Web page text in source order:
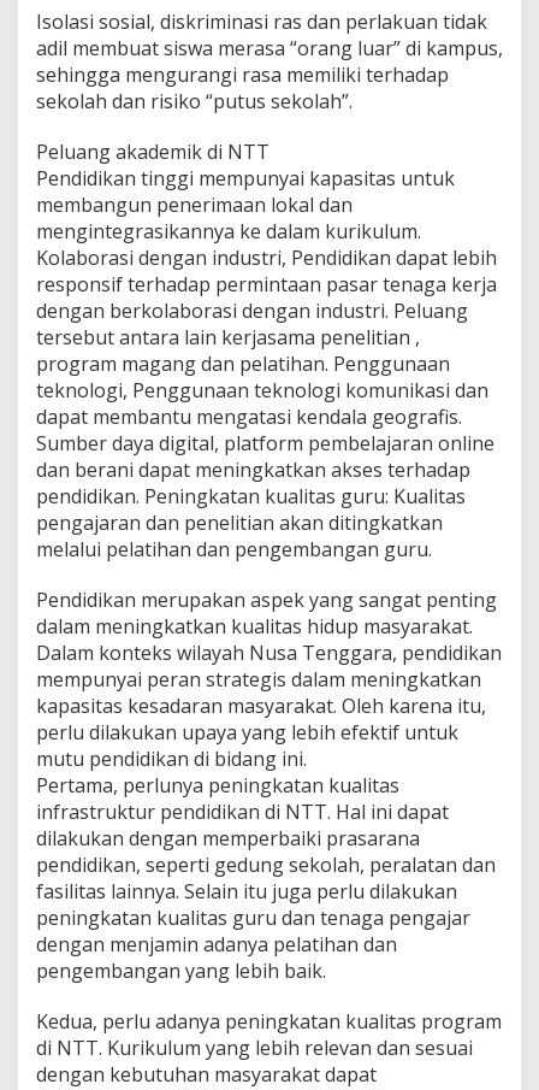
Isolasi sosial, diskriminasi ras dan perlakuan tidak
adil membuat siswa merasa “orang luar” di kampus,
sehingga mengurangi rasa memiliki terhadap
sekolah dan risiko “putus sekolah”.
Peluang akademik di NTT
Pendidikan tinggi mempunyai kapasitas untuk
membangun penerimaan lokal dan
mengintegrasikannya ke dalam kurikulum.
Kolaborasi dengan industri, Pendidikan dapat lebih
responsif terhadap permintaan pasar tenaga kerja
dengan berkolaborasi dengan industri. Peluang
tersebut antara lain kerjasama penelitian ,
program magang dan pelatihan. Penggunaan
teknologi, Penggunaan teknologi komunikasi dan
dapat membantu mengatasi kendala geografis.
Sumber daya digital, platform pembelajaran online
dan berani dapat meningkatkan akses terhadap
pendidikan. Peningkatan kualitas guru: Kualitas
pengajaran dan penelitian akan ditingkatkan
melalui pelatihan dan pengembangan guru.
Pendidikan merupakan aspek yang sangat penting
dalam meningkatkan kualitas hidup masyarakat.
Dalam konteks wilayah Nusa Tenggara, pendidikan
mempunyai peran strategis dalam meningkatkan
kapasitas kesadaran masyarakat. Oleh karena itu,
perlu dilakukan upaya yang lebih efektif untuk
mutu pendidikan di bidang ini.
Pertama, perlunya peningkatan kualitas
infrastruktur pendidikan di NTT. Hal ini dapat
dilakukan dengan memperbaiki prasarana
pendidikan, seperti gedung sekolah, peralatan dan
fasilitas lainnya. Selain itu juga perlu dilakukan
peningkatan kualitas guru dan tenaga pengajar
dengan menjamin adanya pelatihan dan
pengembangan yang lebih baik.
Kedua, perlu adanya peningkatan kualitas program
di NTT. Kurikulum yang lebih relevan dan sesuai
dengan kebutuhan masyarakat dapat